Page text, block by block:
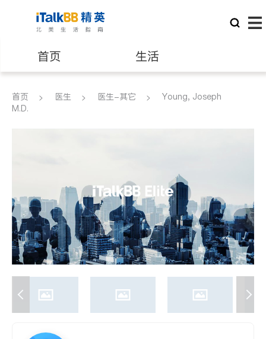
首页 生活
医生 律师
养老 非盈利组织
首页 医生 医生-其它
Young, Joseph
M.D.